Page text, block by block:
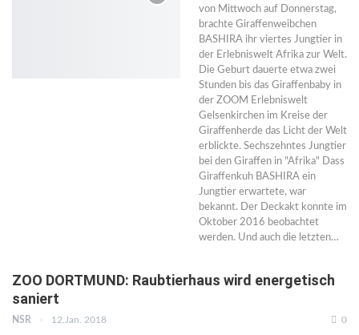
von Mittwoch auf Donnerstag,
brachte Giraffenweibchen
BASHIRA ihr viertes Jungtier in
der Erlebniswelt Afrika zur Welt.
Die Geburt dauerte etwa zwei
Stunden bis das Giraffenbaby in
der ZOOM Erlebniswelt
Gelsenkirchen im Kreise der
Giraffenherde das Licht der Welt
erblickte. Sechszehntes Jungtier
bei den Giraffen in "Afrika" Dass
Giraffenkuh BASHIRA ein
Jungtier erwartete, war
bekannt. Der Deckakt konnte im
Oktober 2016 beobachtet
werden. Und auch die letzten…
ZOO DORTMUND: Raubtierhaus wird energetisch
saniert
NSR 12.Jan. 2018 0